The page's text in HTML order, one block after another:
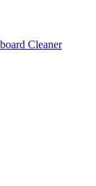
Cleaner